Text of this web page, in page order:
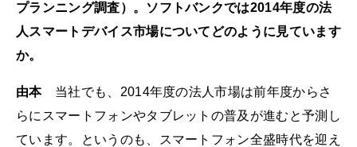
プランニング調査）。ソフトバンクでは2014年度の法
人スマートデバイス市場についてどのように見ています
か。
由本当社でも、2014年度の法人市場は前年度からさ
らにスマートフォンやタブレットの普及が進むと予測し
ています。というのも、スマートフォン全盛時代を迎え